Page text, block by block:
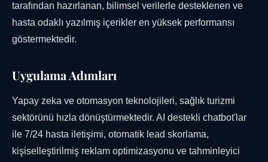
tarafından hazırlanan, bilimsel verilerle desteklenen ve
hasta odaklı yazılmış içerikler en yüksek performansı
göstermektedir.
Uygulama Adımları
Yapay zeka ve otomasyon teknolojileri, sağlık turizmi
sektörünü hızla dönüştürmektedir. AI destekli chatbot'lar
ile 7/24 hasta iletişimi, otomatik lead skorlama,
kişiselleştirilmiş reklam optimizasyonu ve tahminleyici